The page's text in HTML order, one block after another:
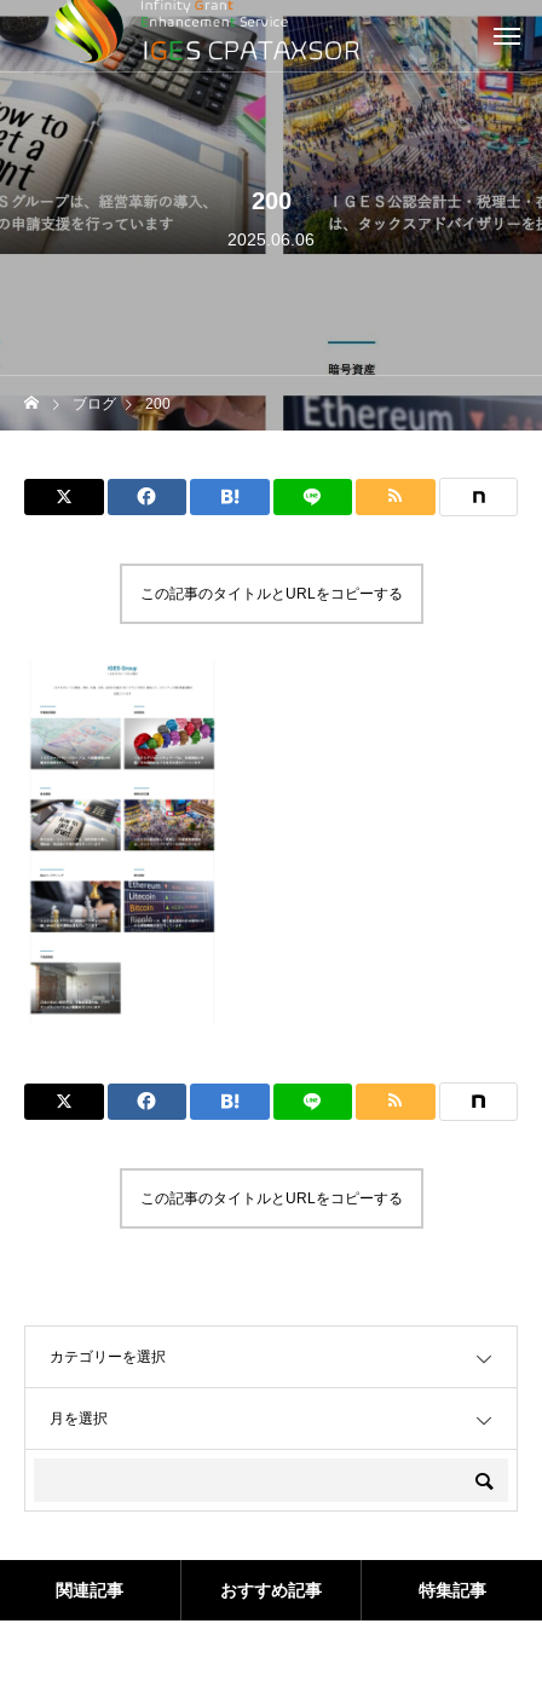
200
2025.06.06
ブログ 200
この記事のタイトルとURLをコピーする
この記事のタイトルとURLをコピーする
関連記事 おすすめ記事 特集記事